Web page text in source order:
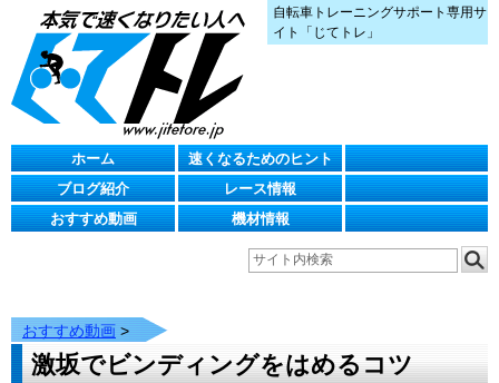
自転車トレーニングサポート専用サ
イト「じてトレ」
ホーム
速くなるためのヒント
ブログ紹介
レース情報
おすすめ動画
機材情報
おすすめ動画 >
激坂でビンディングをはめるコツ